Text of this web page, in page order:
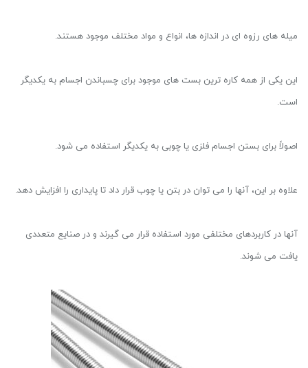
میله های رزوه ای در اندازه ها، انواع و مواد مختلف موجود هستند.
این یکی از همه کاره ترین بست های موجود برای چسباندن اجسام به یکدیگر
است.
اصولاً برای بستن اجسام فلزی یا چوبی به یکدیگر استفاده می شود.
علاوه بر این، آنها را می توان در بتن یا چوب قرار داد تا پایداری را افزایش دهد.
آنها در کاربردهای مختلفی مورد استفاده قرار می گیرند و در صنایع متعددی
یافت می شوند.